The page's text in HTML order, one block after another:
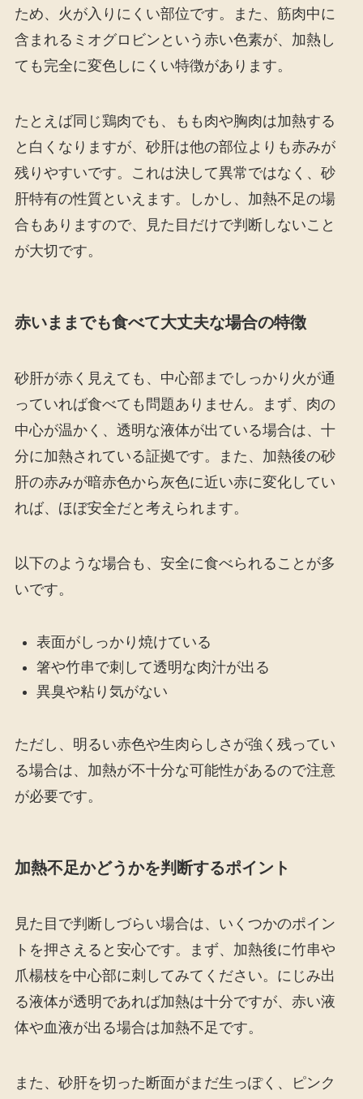
ため、火が入りにくい部位です。また、筋肉中に
含まれるミオグロビンという赤い色素が、加熱し
ても完全に変色しにくい特徴があります。
たとえば同じ鶏肉でも、もも肉や胸肉は加熱する
と白くなりますが、砂肝は他の部位よりも赤みが
残りやすいです。これは決して異常ではなく、砂
肝特有の性質といえます。しかし、加熱不足の場
合もありますので、見た目だけで判断しないこと
が大切です。
赤いままでも食べて大丈夫な場合の特徴
砂肝が赤く見えても、中心部までしっかり火が通
っていれば食べても問題ありません。まず、肉の
中心が温かく、透明な液体が出ている場合は、十
分に加熱されている証拠です。また、加熱後の砂
肝の赤みが暗赤色から灰色に近い赤に変化してい
れば、ほぼ安全だと考えられます。
以下のような場合も、安全に食べられることが多
いです。
表面がしっかり焼けている
箸や竹串で刺して透明な肉汁が出る
異臭や粘り気がない
ただし、明るい赤色や生肉らしさが強く残ってい
る場合は、加熱が不十分な可能性があるので注意
が必要です。
加熱不足かどうかを判断するポイント
見た目で判断しづらい場合は、いくつかのポイン
トを押さえると安心です。まず、加熱後に竹串や
爪楊枝を中心部に刺してみてください。にじみ出
る液体が透明であれば加熱は十分ですが、赤い液
体や血液が出る場合は加熱不足です。
また、砂肝を切った断面がまだ生っぽく、ピンク